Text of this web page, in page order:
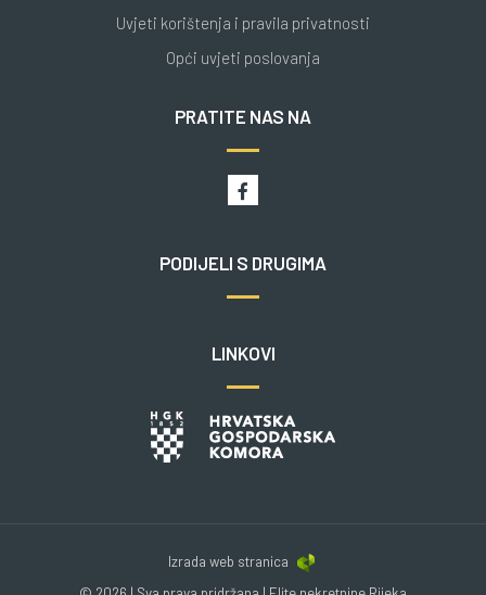
Uvjeti korištenja i pravila privatnosti
Opći uvjeti poslovanja
PRATITE NAS NA
PODIJELI S DRUGIMA
LINKOVI
Izrada web stranica